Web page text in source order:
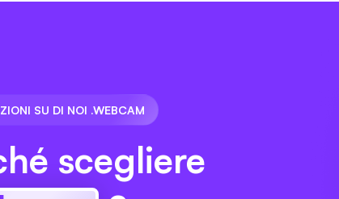
SU DI NOI .WEBCAM
scegliere